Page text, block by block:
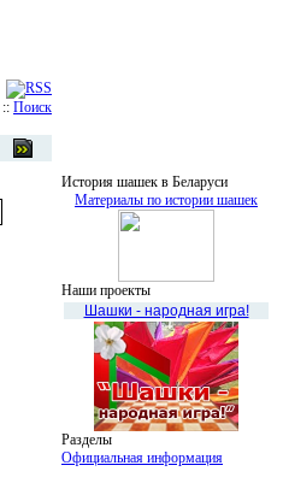
:: Поиск
История шашек в Беларуси
Материалы по истории шашек
Наши проекты
Шашки - народная игра!
Разделы
Официальная информация